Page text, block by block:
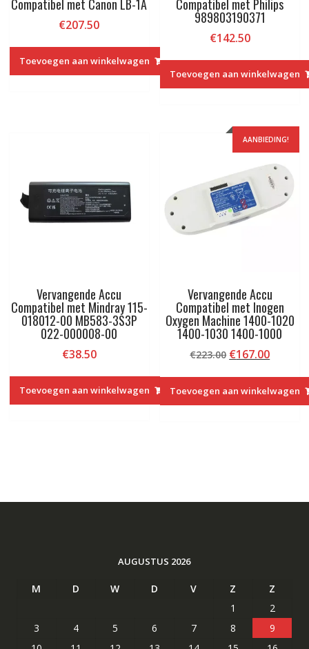
Compatibel met Canon LB-1A
€207.50
Toevoegen aan winkelwagen
Compatibel met Philips
989803190371
€142.50
Toevoegen aan winkelwagen
Vervangende Accu
Compatibel met Mindray 115-
018012-00 MB583-3S3P
022-000008-00
€38.50
Toevoegen aan winkelwagen
AANBIEDING!
Vervangende Accu
Compatibel met Inogen
Oxygen Machine 1400-1020
1400-1030 1400-1000
€223.00
was:
€223.00.
€167.00
Toevoegen aan winkelwagen
AUGUSTUS 2026
M D W D V Z
Z
1
2
3
4 5 6 7 8
9